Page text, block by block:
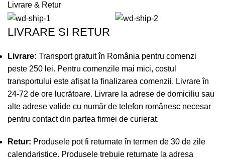
Livrare & Retur
LIVRARE SI RETUR
Livrare: Transport gratuit în România pentru comenzi
peste 250 lei. Pentru comenzile mai mici, costul
transportului este afișat la finalizarea comenzii. Livrare în
24-72 de ore lucrătoare. Livrare la adrese de domiciliu sau
alte adrese valide cu număr de telefon românesc necesar
pentru contact din partea firmei de curierat.
Retur: Produsele pot fi returnate în termen de 30 de zile
calendaristice. Produsele trebuie returnate la adresa